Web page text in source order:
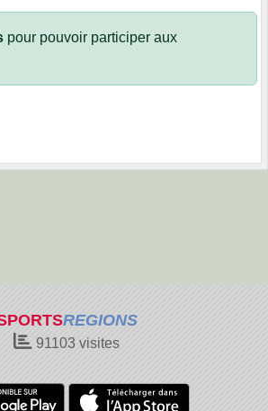
pour pouvoir participer aux
REGIONS
91103 visites